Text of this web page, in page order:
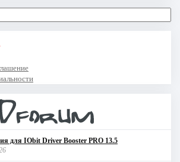
для IObit Driver Booster PRO 13.5